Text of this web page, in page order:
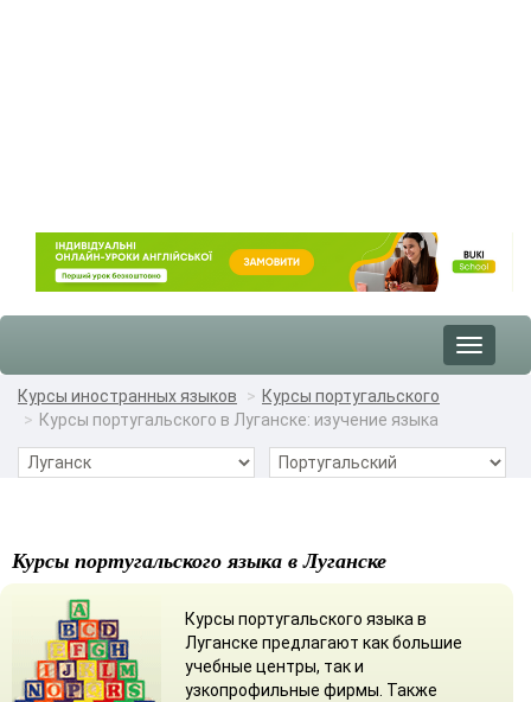
Toggle
Курсы иностранных языков
Курсы португальского
Курсы португальского в Луганске: изучение языка
Курсы португальского языка в Луганске
Курсы португальского языка в
Луганске предлагают как большие
учебные центры, так и
узкопрофильные фирмы. Также